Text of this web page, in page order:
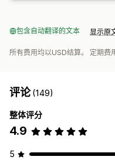
包含自动翻译的文本 显示原
所有费用均以USD结算。 定期费
评论(149)
整体评分
4.9
5